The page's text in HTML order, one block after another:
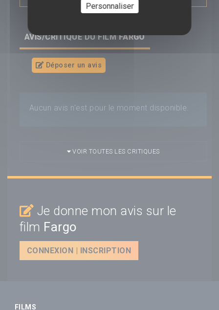
AVIS/CRITIQUE DU FILMFARGO
Déposer un avis
Aucun avis n'est pour le moment disponible.
VOIR TOUTES LES CRITIQUES
Je donne mon avis sur le
film Fargo
CONNEXION | INSCRIPTION
FILMS
Personnaliser